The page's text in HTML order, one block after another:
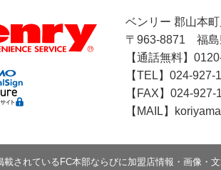
ベンリー 郡山本
〒963-8871 福島
【通話無料】
【TEL】024-927-
【FAX】024-927-
【MAIL】
載されているFC本部ならびに加盟店情報・画像・